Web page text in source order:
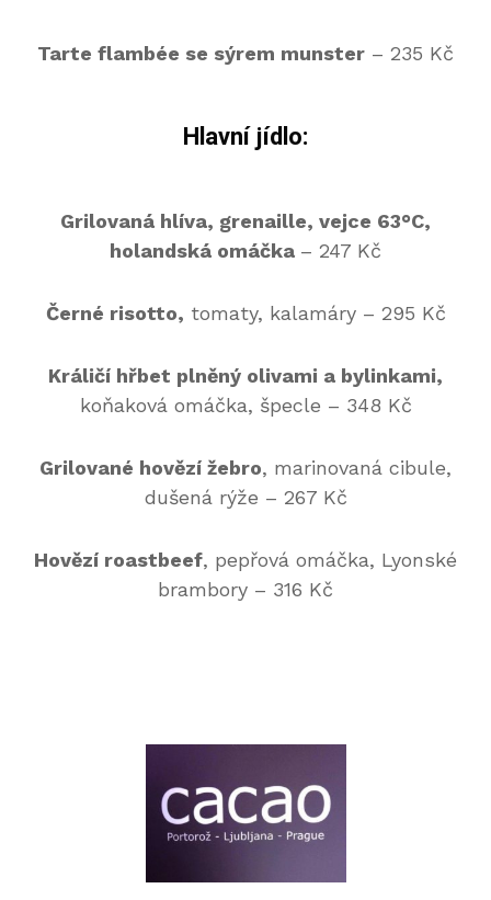
Tarte flambée se sýrem munster – 235 Kč
Hlavní jídlo:
Grilovaná hlíva, grenaille, vejce 63°C,
holandská omáčka – 247 Kč
Černé risotto, tomaty, kalamáry – 295 Kč
Králičí hřbet plněný olivami a bylinkami,
koňaková omáčka, špecle – 348 Kč
Grilované hovězí žebro, marinovaná cibule,
dušená rýže – 267 Kč
Hovězí roastbeef, pepřová omáčka, Lyonské
brambory – 316 Kč